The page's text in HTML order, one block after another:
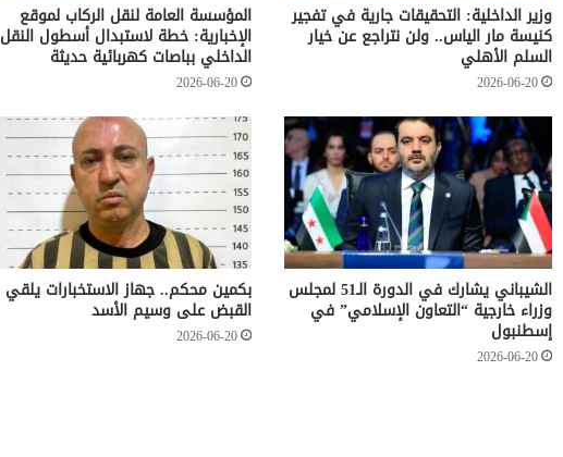
وزير الداخلية: التحقيقات جارية في تفجير
كنيسة مار الياس.. ولن نتراجع عن خيار
السلم الأهلي
2026-06-20
المؤسسة العامة لنقل الركاب لموقع
الإخبارية: خطة لاستبدال أسطول النقل
الداخلي بباصات كهربائية حديثة
2026-06-20
الشيباني يشارك في الدورة الـ51 لمجلس
وزراء خارجية “التعاون الإسلامي” في
إسطنبول
2026-06-20
بكمين محكم.. جهاز الاستخبارات يلقي
القبض على وسيم الأسد
2026-06-20